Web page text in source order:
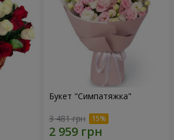
Букет "Симпатяжка"
3 481 грн